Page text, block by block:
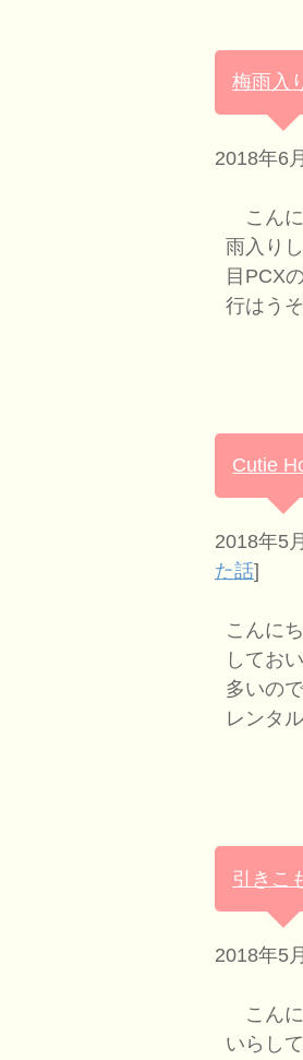
梅雨入
2018年6
こんに
雨入り
目PCX
行はう
Cutie
2018年5
た話]
こんに
してお
多いの
レンタ
引きこ
2018年5
こんに
いらし